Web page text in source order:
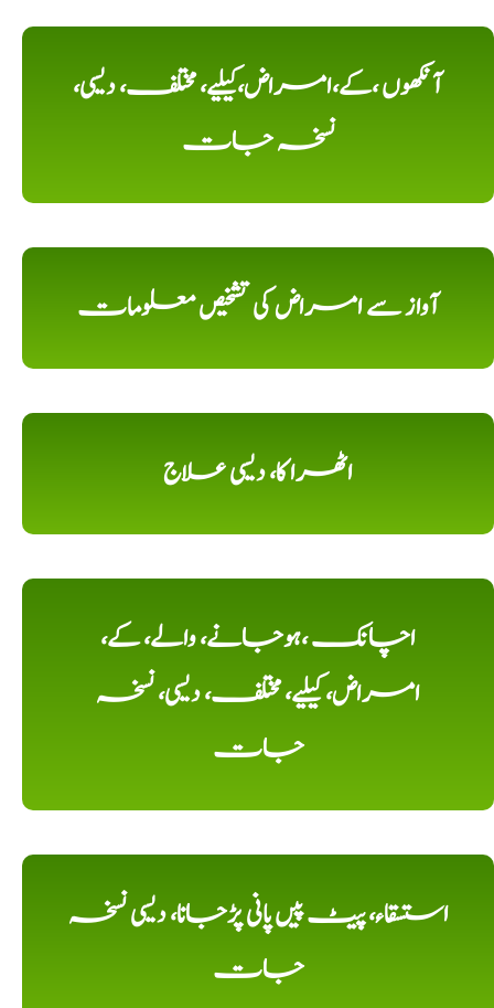
آنکھوں ،کے،امراض،کیلیے، مختلف، دیسی،
نسخہ جات
آواز سے امراض کی تشخیص معلومات
اٹھرا کا، دیسی علاج
اچانک ،ہوجانے، والے، کے،
امراض، کیلیے، مختلف، دیسی، نسخہ
جات
استسقاء، پیٹ پیں پانی پڑجانا، دیسی نسخہ
جات